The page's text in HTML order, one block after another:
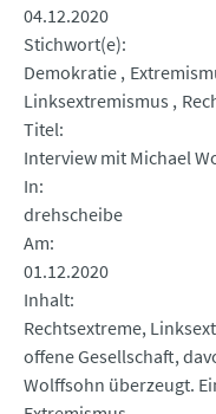
04.12.2020
Stichwort(e)
Demokratie
Linksextremismus
Titel
Interview mit Michael
In
drehscheibe
Am
01.12.2020
Inhalt
Rechtsextreme,
offene Gesellschaft,
Wolffsohn überzeugt.